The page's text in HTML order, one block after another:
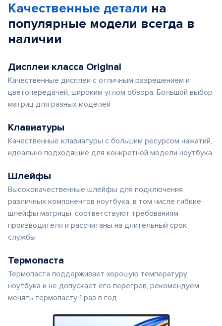
Качественные детали на
популярные модели всегда в
наличии
Дисплеи класса Original
Качественные дисплеи с отличным разрешением и
цветопередачей, широким углом обзора. Большой выбор
матриц для разных моделей
Клавиатуры
Качественные клавиатуры с большим ресурсом нажатий,
идеально подходящие для конкретной модели ноутбука
Шлейфы
Высококачественные шлейфы для подключения
различных компонентов ноутбука, в том числе гибкие
шлейфы матрицы, соответствуют требованиям
производителя и рассчитаны на длительный срок
службы
Термопаста
Термопаста поддерживает хорошую температуру
ноутбука и не допускает его перегрев, рекомендуем
менять термопасту 1 раз в год